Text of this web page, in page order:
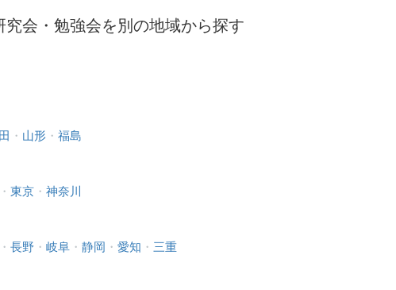
究会・勉強会を別の地域から探す
・ 山形 ・ 福島
・ 東京 ・ 神奈川
・ 長野 ・ 岐阜 ・ 静岡 ・ 愛知 ・ 三重